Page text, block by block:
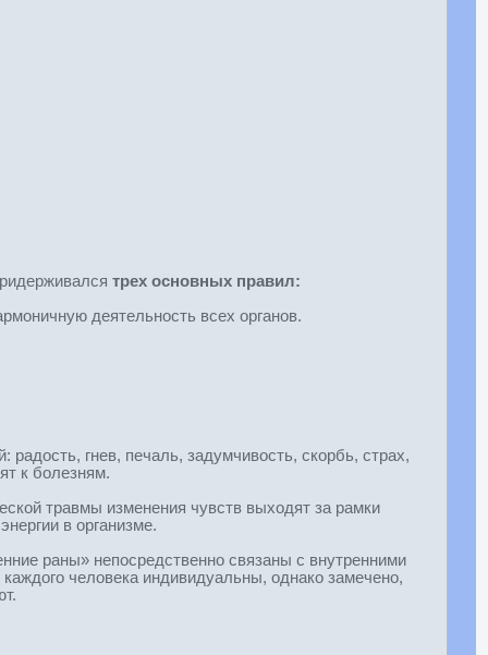
трех основных правил:
деятельность всех органов.
гнев, печаль, задумчивость, скорбь, страх,
к болезням.
травмы изменения чувств выходят за рамки
в организме.
раны» непосредственно связаны с внутренними
человека индивидуальны, однако замечено,